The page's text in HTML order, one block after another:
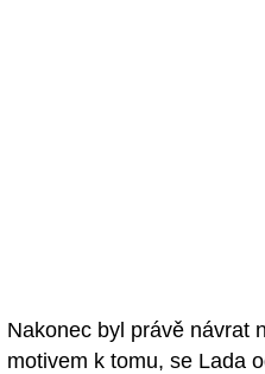
Nakonec byl právě návrat
motivem k tomu, se Lada